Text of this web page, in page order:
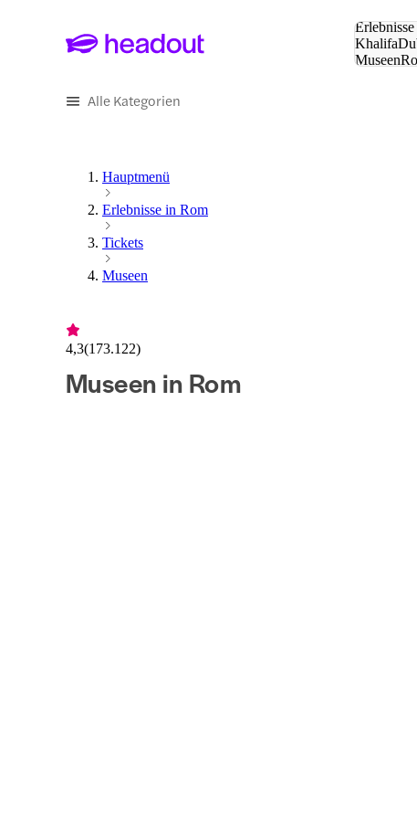
Khalifa
Museen
Alle Kategorien
Hauptmenü
Erlebnisse in Rom
Tickets
Museen
4,3(173.122)
Museen in Rom